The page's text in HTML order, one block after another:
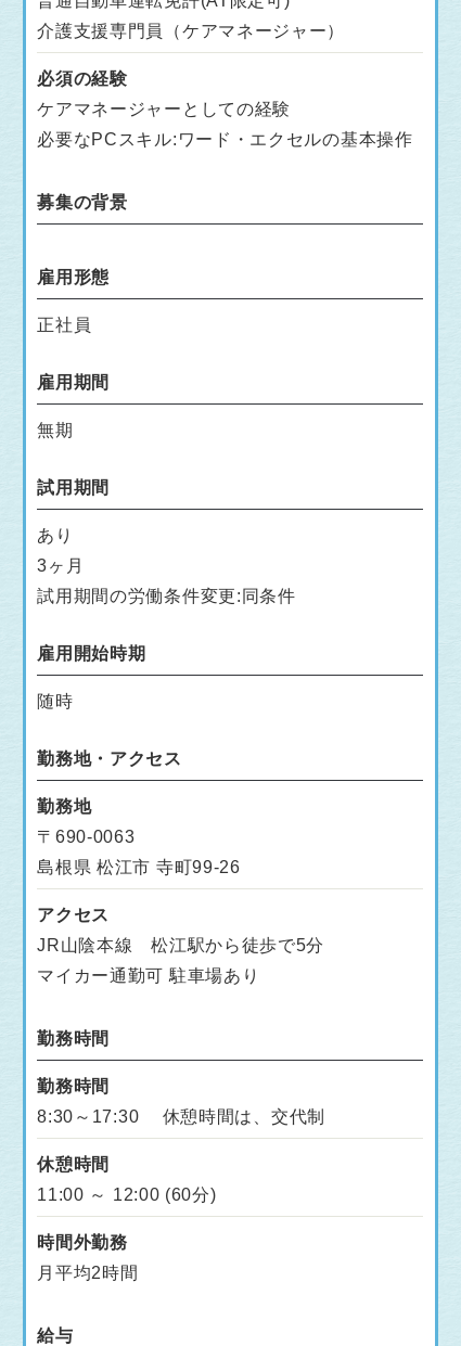
介護支援専門員（ケアマネージャー）
必須の経験
ケアマネージャーとしての経験
必要なPCスキル:ワード・エクセルの基本操作
募集の背景
雇用形態
正社員
雇用期間
無期
試用期間
あり
3ヶ月
試用期間の労働条件変更:同条件
雇用開始時期
随時
勤務地・アクセス
勤務地
〒690-0063
島根県 松江市 寺町99-26
アクセス
JR山陰本線 松江駅から徒歩で5分
マイカー通勤可 駐車場あり
勤務時間
勤務時間
8:30～17:30 休憩時間は、交代制
休憩時間
11:00 ～ 12:00 (60分)
時間外勤務
月平均2時間
給与